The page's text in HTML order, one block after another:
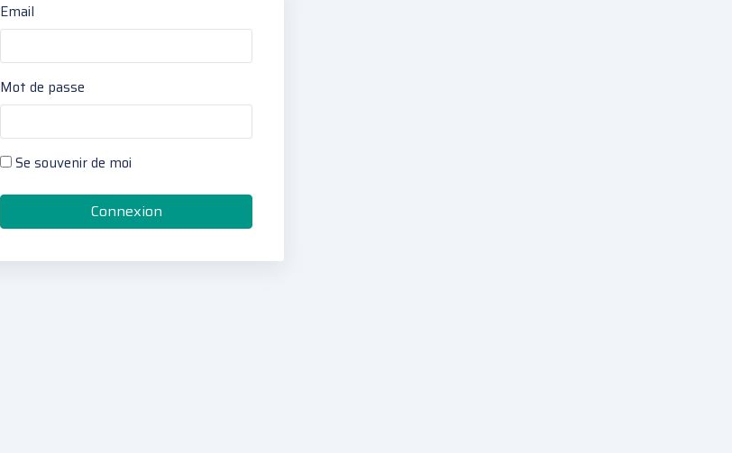
Email
Mot de passe
Se souvenir de moi
Connexion